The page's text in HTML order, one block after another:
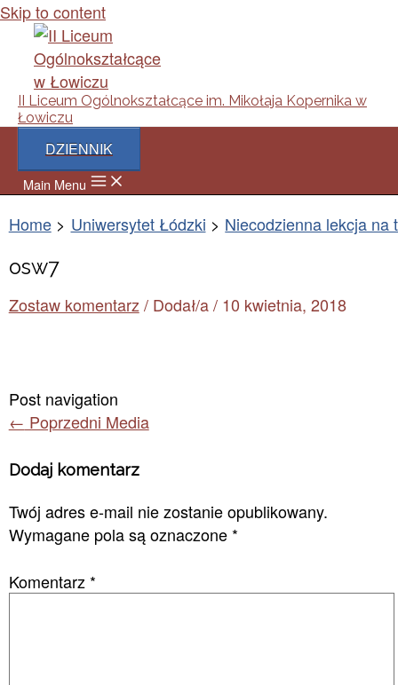
Skip to content
II Liceum Ogólnokształcące im. Mikołaja Kopernika w
Łowiczu
DZIENNIK
Main Menu
Home Uniwersytet Łódzki Niecodzienna lekcja na
osw7
Zostaw komentarz / Dodał/a / 10 kwietnia, 2018
Post navigation
← Poprzedni Media
Dodaj komentarz
Twój adres e-mail nie zostanie opublikowany.
Wymagane pola są oznaczone *
Komentarz *